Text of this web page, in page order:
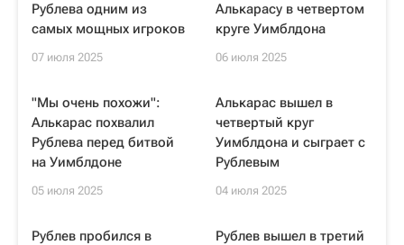
Рублева одним из
самых мощных игроков
07 июля 2025
Алькарасу в четвертом
круге Уимблдона
06 июля 2025
"Мы очень похожи":
Алькарас похвалил
Рублева перед битвой
на Уимблдоне
05 июля 2025
Алькарас вышел в
четвертый круг
Уимблдона и сыграет с
Рублевым
04 июля 2025
Рублев пробился в
Рублев вышел в третий